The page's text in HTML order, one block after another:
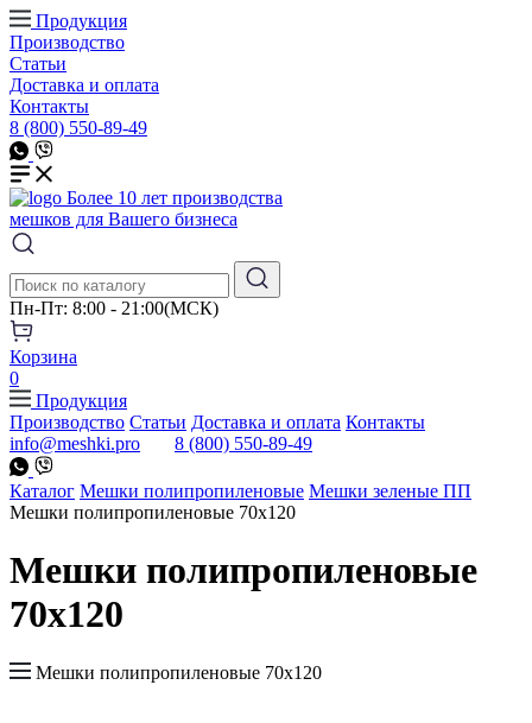
Продукция
Производство
Статьи
Доставка и оплата
Контакты
8 (800) 550-89-49
Более 10 лет производства
мешков для Вашего бизнеса
Пн-Пт: 8:00 - 21:00(МСК)
Корзина
0
Продукция
Производство Статьи Доставка и оплата Контакты
info@meshki.pro
8 (800) 550-89-49
Каталог Мешки полипропиленовые Мешки зеленые ПП
Мешки полипропиленовые 70x120
Мешки полипропиленовые
70x120
Мешки полипропиленовые 70x120